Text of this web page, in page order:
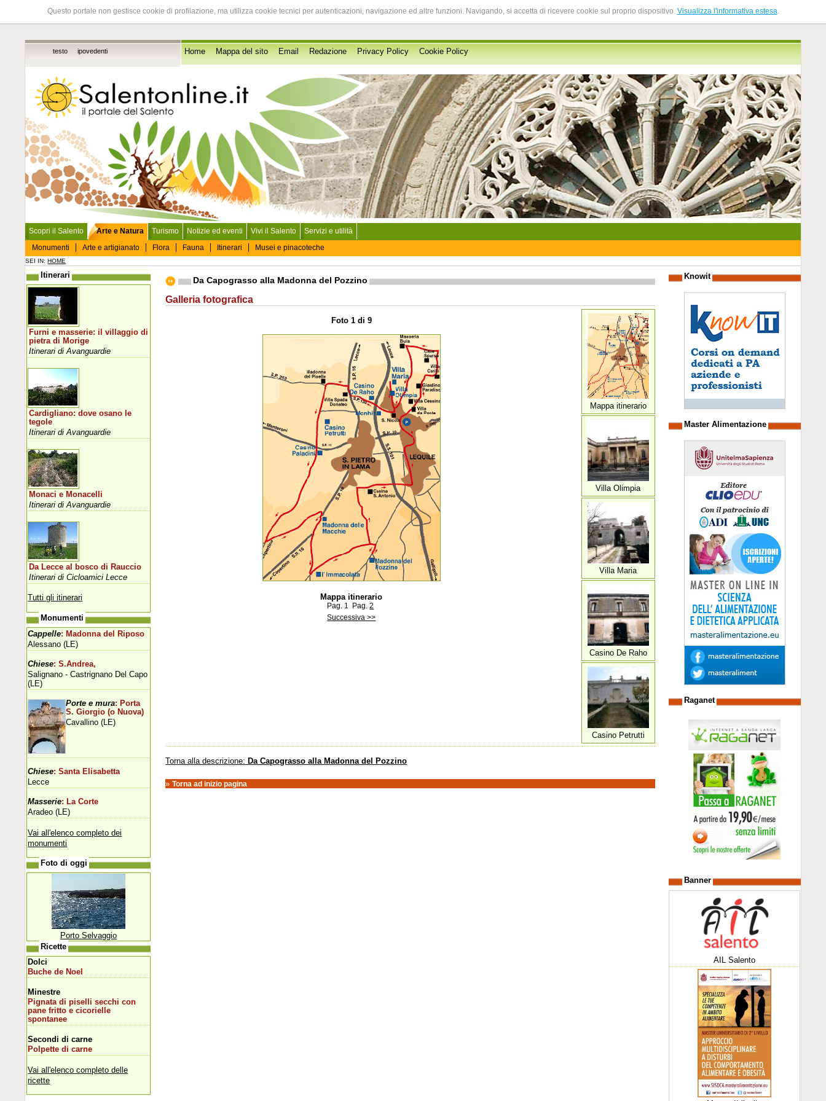
Questo portale non gestisce cookie di profilazione, ma utilizza cookie tecnici per autenticazioni, navigazione ed altre funzioni. Navigando, si accetta di ricevere cookie sul proprio dispositivo. Visualizza l'informativa estesa.
testo ipovedenti Home Mappa del sito Email Redazione Privacy Policy Cookie Policy
Scopri il Salento
Arte e Natura
Monumenti
Arte e artigianato Flora Fauna Itinerari Musei e pinacoteche
Turismo Notizie ed eventi Vivi il Salento Servizi e utilità
SEI IN:HOME
Da Capograsso alla Madonna del Pozzino
Galleria fotografica
Mappa itinerario
Villa Olimpia
Villa Maria
Casino De Raho
Casino Petrutti
Foto 1 di 9
Mappa itinerario
Pag. 1 Pag.2
Successiva >>
Torna alla descrizione:Da Capograsso alla Madonna del Pozzino
»Torna ad inizio pagina
Itinerari
Furni e masserie: il villaggio di
pietra di Morige
Itinerari di Avanguardie
Cardigliano: dove osano le
tegole
Itinerari di Avanguardie
Monaci e Monacelli
Itinerari di Avanguardie
Da Lecce al bosco di Rauccio
Itinerari di Cicloamici Lecce
Tutti gli itinerari
Monumenti
Cappelle: Madonna del Riposo
Alessano (LE)
Chiese: S.Andrea,
Salignano - Castrignano Del Capo
(LE)
Porte e mura: Porta
S. Giorgio (o Nuova)
Cavallino (LE)
Chiese: Santa Elisabetta
Lecce
Masserie: La Corte
Aradeo (LE)
Vai all'elenco completo dei
monumenti
Foto di oggi
Porto Selvaggio
Ricette
Dolci
Buche de Noel
Minestre
Pignata di piselli secchi con
pane fritto e cicorielle
spontanee
Secondi di carne
Polpette di carne
Vai all'elenco completo delle
ricette
Knowit
Master Alimentazione
Raganet
Banner
AIL Salento